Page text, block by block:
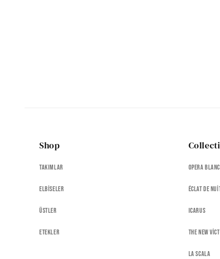
Shop
Takımlar
Elbiseler
Üstler
Etekler
Opera
Éclat de
Icarus
The New
La Scala